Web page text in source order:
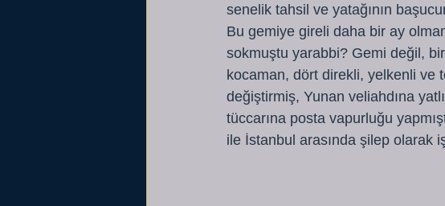
senelik tahsil ve yatağının
Bu gemiye gireli daha bir ay
sokmuştu yarabbi? Gemi değil,
kocaman, dört direkli, yelkenli ve
değiştirmiş, Yunan veliahdına
tüccarına posta vapurluğu
ile İstanbul arasında şilep olarak